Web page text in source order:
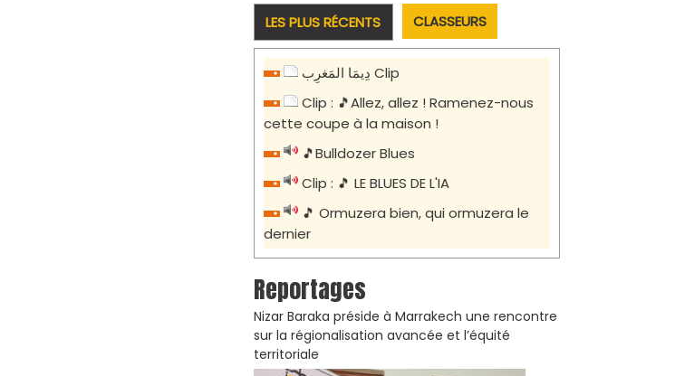
LES PLUS RÉCENTS CLASSEURS
دِيمَا المَغرِب Clip
Clip : 🎵Allez, allez ! Ramenez-nous
cette coupe à la maison !
🎵Bulldozer Blues
Clip : 🎵 LE BLUES DE L'IA
🎵 Ormuzera bien, qui ormuzera le
dernier
Reportages
Nizar Baraka préside à Marrakech une rencontre
sur la régionalisation avancée et l’équité
territoriale